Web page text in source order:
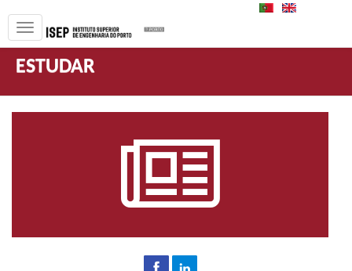
PT
ESTUDAR